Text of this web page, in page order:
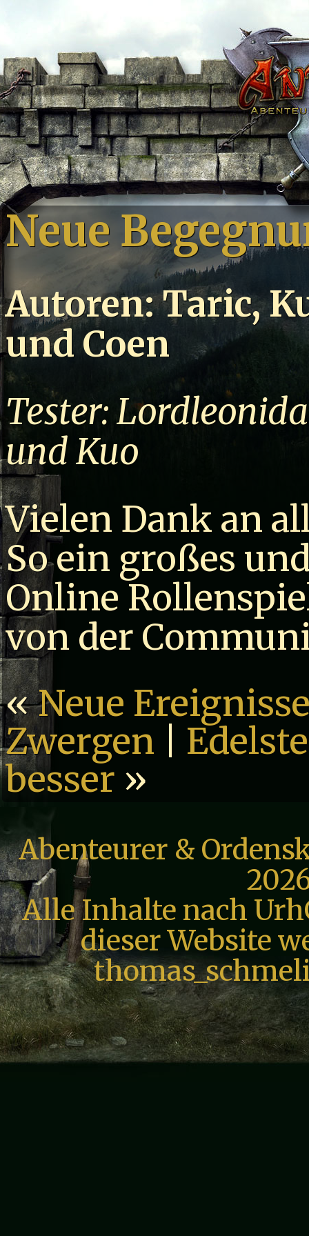
Neue
Autoren: Taric,
und Coen
Tester:
und Kuo
Vielen Dank an
So ein großes
Online
von der
«Neue
Zwergen
besser »
Abenteurer &
Alle Inhalte nach
dieser Website